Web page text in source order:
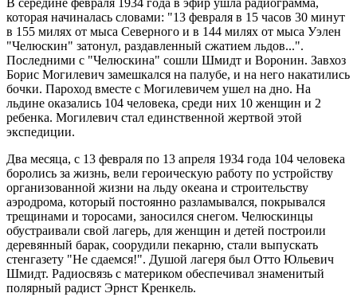
которая начиналась словами: "13 февраля в 15 часов 30 минут
в 155 милях от мыса Северного и в 144 милях от мыса Уэлен
"Челюскин" затонул, раздавленный сжатием льдов...".
Последними с "Челюскина" сошли Шмидт и Воронин. Завхоз
Борис Могилевич замешкался на палубе, и на него накатились
бочки. Пароход вместе с Могилевичем ушел на дно. На
льдине оказались 104 человека, среди них 10 женщин и 2
ребенка. Могилевич стал единственной жертвой этой
экспедиции.
Два месяца, с 13 февраля по 13 апреля 1934 года 104 человека
боролись за жизнь, вели героическую работу по устройству
организованной жизни на льду океана и строительству
аэродрома, который постоянно разламывался, покрывался
трещинами и торосами, заносился снегом. Челюскинцы
обустраивали свой лагерь, для женщин и детей построили
деревянный барак, соорудили пекарню, стали выпускать
стенгазету "Не сдаемся!". Душой лагеря был Отто Юльевич
Шмидт. Радиосвязь с материком обеспечивал знаменитый
полярный радист Эрнст Кренкель.